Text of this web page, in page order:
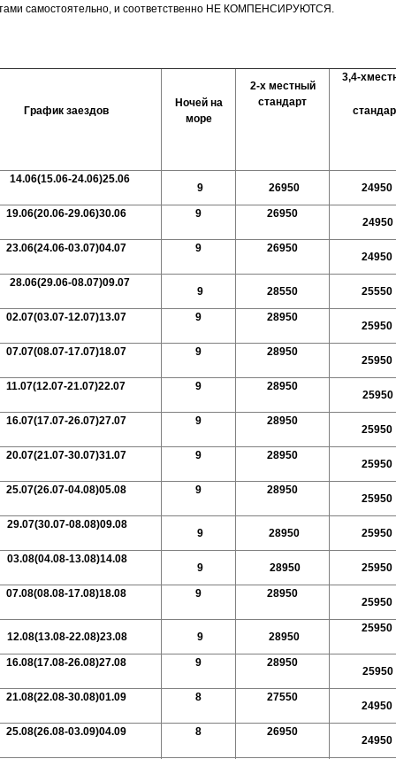
самостоятельно, и соответственно НЕ КОМПЕНСИРУЮТСЯ.
График заездов
Ночей на
море
2-х местный
стандарт
3,4-
14.06(15.06-24.06)25.06
9 26950 24950
19.06(20.06-29.06)30.06 9 26950
24950
23.06(24.06-03.07)04.07 9 26950
24950
28.06(29.06-08.07)09.07
9 28550 25550
02.07(03.07-12.07)13.07 9 28950
25950
07.07(08.07-17.07)18.07 9 28950
25950
11.07(12.07-21.07)22.07 9 28950
25950
16.07(17.07-26.07)27.07 9 28950
25950
20.07(21.07-30.07)31.07 9 28950
25950
25.07(26.07-04.08)05.08 9 28950
25950
29.07(30.07-08.08)09.08
9 28950 25950
03.08(04.08-13.08)14.08
9 28950 25950
07.08(08.08-17.08)18.08 9 28950
25950
12.08(13.08-22.08)23.08 9 28950
25950
16.08(17.08-26.08)27.08 9 28950
25950
21.08(22.08-30.08)01.09 8 27550
24950
25.08(26.08-03.09)04.09 8 26950
24950